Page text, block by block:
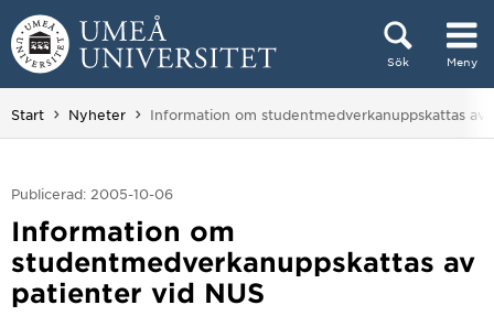
Hoppa direkt till innehållet
Sök Meny
Huvudmenyn dold.
Start Nyheter Du är här:
Information om studentmedverkanuppskattas av
Publicerad: 2005-10-06
Information om
studentmedverkanuppskattas av
patienter vid NUS